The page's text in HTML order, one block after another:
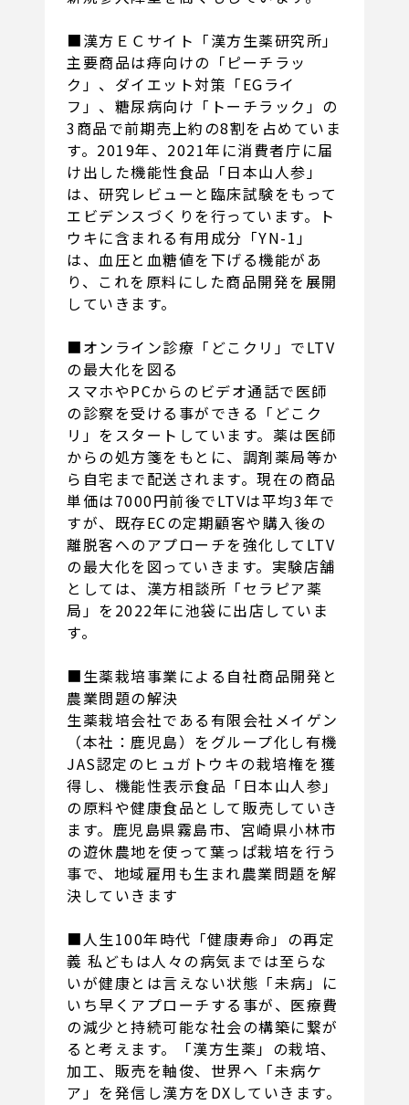
■漢方ＥＣサイト「漢方生薬研究所」
主要商品は痔向けの「ピーチラッ
ク」、ダイエット対策「EGライ
フ」、糖尿病向け「トーチラック」の
3商品で前期売上約の8割を占めていま
す。2019年、2021年に消費者庁に届
け出した機能性食品「日本山人参」
は、研究レビューと臨床試験をもって
エビデンスづくりを行っています。ト
ウキに含まれる有用成分「YN-1」
は、血圧と血糖値を下げる機能があ
り、これを原料にした商品開発を展開
していきます。
■オンライン診療「どこクリ」でLTV
の最大化を図る
スマホやPCからのビデオ通話で医師
の診察を受ける事ができる「どこク
リ」をスタートしています。薬は医師
からの処方箋をもとに、調剤薬局等か
ら自宅まで配送されます。現在の商品
単価は7000円前後でLTVは平均3年で
すが、既存ECの定期顧客や購入後の
離脱客へのアプローチを強化してLTV
の最大化を図っていきます。実験店舗
としては、漢方相談所「セラピア薬
局」を2022年に池袋に出店していま
す。
■生薬栽培事業による自社商品開発と
農業問題の解決
生薬栽培会社である有限会社メイゲン
（本社：鹿児島）をグループ化し有機
JAS認定のヒュガトウキの栽培権を獲
得し、機能性表示食品「日本山人参」
の原料や健康食品として販売していき
ます。鹿児島県霧島市、宮崎県小林市
の遊休農地を使って葉っぱ栽培を行う
事で、地域雇用も生まれ農業問題を解
決していきます
■人生100年時代「健康寿命」の再定
義 私どもは人々の病気までは至らな
いが健康とは言えない状態「未病」に
いち早くアプローチする事が、医療費
の減少と持続可能な社会の構築に繋が
ると考えます。「漢方生薬」の栽培、
加工、販売を軸俊、世界へ「未病ケ
ア」を発信し漢方をDXしていきます。